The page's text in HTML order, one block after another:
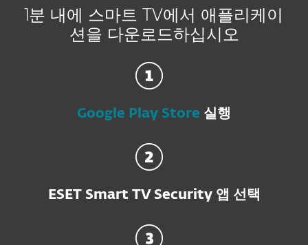
1분 내에 스마트 TV에서 애플리케이
션을 다운로드하십시오
Google Play Store 실행
ESET Smart TV Security 앱 선택